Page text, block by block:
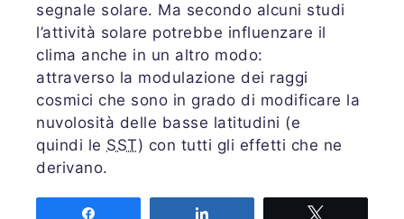
segnale solare. Ma secondo alcuni studi
l’attività solare potrebbe influenzare il
clima anche in un altro modo:
attraverso la modulazione dei raggi
cosmici che sono in grado di modificare la
nuvolosità delle basse latitudini (e
quindi le SST) con tutti gli effetti che ne
derivano.